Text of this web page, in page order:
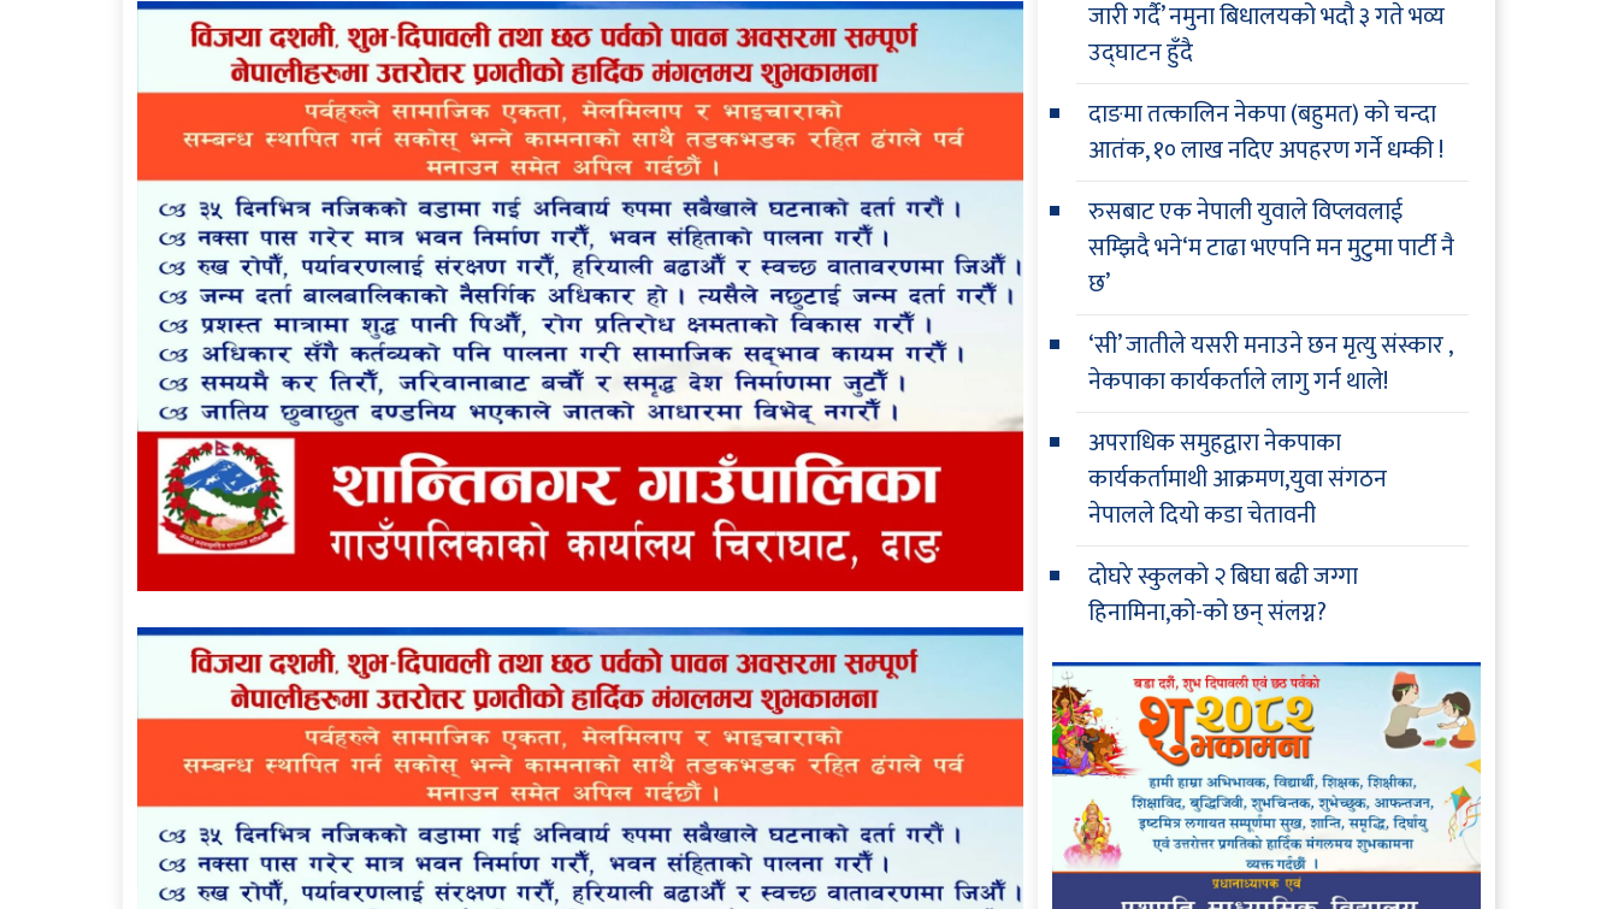
जारी गर्दै’ नमुना बिधालयको भदौ ३ गते भव्य
उद्घाटन हुँदै
दाङमा तत्कालिन नेकपा (बहुमत) को चन्दा
आतंक, १० लाख नदिए अपहरण गर्ने धम्की !
रुसबाट एक नेपाली युवाले विप्लवलाई
सम्झिदै भने‘म टाढा भएपनि मन मुटुमा पार्टी नै
छ’
‘सी’ जातीले यसरी मनाउने छन मृत्यु संस्कार ,
नेकपाका कार्यकर्ताले लागु गर्न थाले!
अपराधिक समुहद्वारा नेकपाका
कार्यकर्तामाथी आक्रमण,युवा संगठन
नेपालले दियो कडा चेतावनी
दोघरे स्कुलको २ बिघा बढी जग्गा
हिनामिना,को-को छन् संलग्न?